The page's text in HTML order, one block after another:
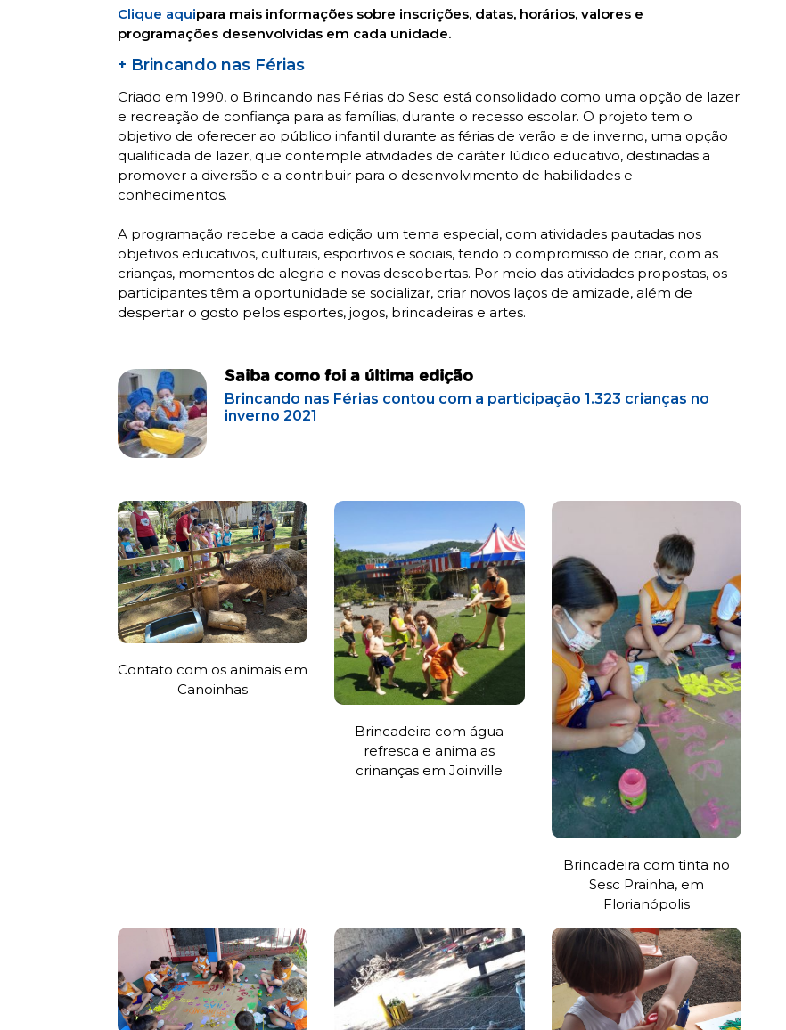
Clique aquipara mais informações sobre inscrições, datas, horários, valores e
programações desenvolvidas em cada unidade.
+ Brincando nas Férias
Criado em 1990, o Brincando nas Férias do Sesc está consolidado como uma opção de lazer
e recreação de confiança para as famílias, durante o recesso escolar. O projeto tem o
objetivo de oferecer ao público infantil durante as férias de verão e de inverno, uma opção
qualificada de lazer, que contemple atividades de caráter lúdico educativo, destinadas a
promover a diversão e a contribuir para o desenvolvimento de habilidades e
conhecimentos.
A programação recebe a cada edição um tema especial, com atividades pautadas nos
objetivos educativos, culturais, esportivos e sociais, tendo o compromisso de criar, com as
crianças, momentos de alegria e novas descobertas. Por meio das atividades propostas, os
participantes têm a oportunidade se socializar, criar novos laços de amizade, além de
despertar o gosto pelos esportes, jogos, brincadeiras e artes.
Saiba como foi a última edição
Brincando nas Férias contou com a participação 1.323 crianças no
inverno 2021
Contato com os animais em
Canoinhas
Brincadeira com água
refresca e anima as
crinanças em Joinville
Brincadeira com tinta no
Sesc Prainha, em
Florianópolis